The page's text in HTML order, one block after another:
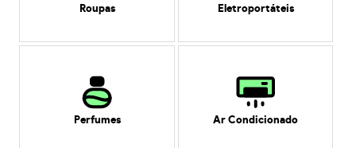
Roupas Eletroportáteis
Perfumes Ar Condicionado